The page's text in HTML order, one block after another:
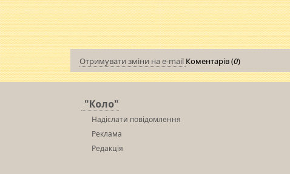
Отримувати зміни на e-mail Коментарів (0)
"Коло"
Надіслати повідомлення
Реклама
Редакція